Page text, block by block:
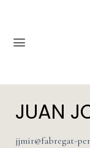
contenuti
JUAN
jjmir@fabregat-